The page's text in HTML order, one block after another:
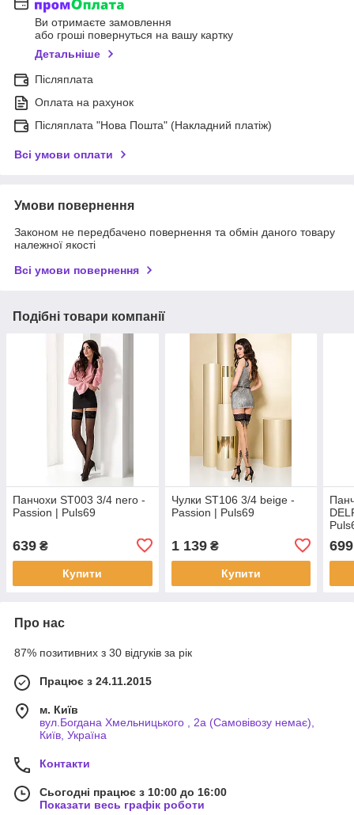
Ви отримаєте замовлення
або гроші повернуться на вашу картку
Детальніше
Післяплата
Оплата на рахунок
Післяплата "Нова Пошта" (Накладний платіж)
Всі умови оплати
Умови повернення
Законом не передбачено повернення та обмін даного товару
належної якості
Всі умови повернення
Подібні товари компанії
Панчохи ST003 3/4 nero -
Passion | Puls69
639 ₴
Купити
Чулки ST106 3/4 beige -
Passion | Puls69
1 139₴
Купити
699
Про нас
87% позитивних з 30 відгуків за рік
Працює з 24.11.2015
м. Київ
вул.Богдана Хмельницького , 2а (Самовівозу немає),
Київ, Україна
Контакти
Сьогодні працює з 10:00 до 16:00
Показати весь графік роботи